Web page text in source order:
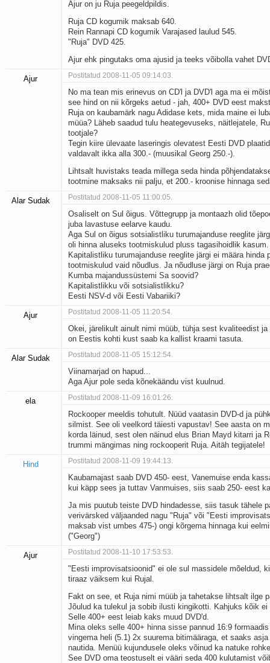
Ajur on ju Ruja peegeldpildis.
Ruja CD kogumik maksab 640.
Rein Rannapi CD kogumik Varajased laulud 545.
"Ruja" DVD 425.
Ajur ehk pingutaks oma ajusid ja teeks võibolla vahet
Ajur Postitatud 2008-11-05 09:14:03.
No ma tean mis erinevus on CD'l ja DVD'l aga ma ei
see hind on nii kõrgeks aetud - jah, 400+ DVD eest
Ruja on kaubamärk nagu Adidase kets, mida maine ei
müüa? Läheb saadud tulu heategevuseks, näitlejatele,
tootjale?
Tegin kiire ülevaate laseringis olevatest Eesti DVD
valdavalt ikka alla 300.- (muusikal Georg 250.-).
Lihtsalt huvistaks teada millega seda hinda
tootmine maksaks nii palju, et 200.- kroonise hinnaga
Alar Sudak Postitatud 2008-11-05 11:00:05.
Osaliselt on Sul õigus. Võttegrupp ja montaazh olid
juba lavastuse eelarve kaudu.
Aga Sul on õigus sotsialistliku turumajanduse reeglite
oli hinna aluseks tootmiskulud pluss tagasihoidlik kasum.
Kapitalistliku turumajanduse reeglite järgi ei määra hinda
tootmiskulud vaid nõudlus. Ja nõudluse järgi on Ruja
Kumba majandussüstemi Sa soovid?
Kapitalistlikku või sotsialistlikku?
Eesti NSV-d või Eesti Vabariiki?
Ajur Postitatud 2008-11-05 11:20:54.
Okei, järelikult ainult nimi müüb, tühja sest kvaliteedist
on Eestis kohti kust saab ka kallist kraami tasuta.
Alar Sudak Postitatud 2008-11-05 15:12:54.
Viinamarjad on hapud...
Aga Ajur pole seda kõnekäändu vist kuulnud.
ela Postitatud 2008-11-09 16:01:26.
Rockooper meeldis tohutult. Nüüd vaatasin DVD-d ja
silmist. See oli veelkord täiesti vapustav! See aasta on
korda läinud, sest olen näinud elus Brian Mayd kitarri ja
trummi mängimas ning rockooperit Ruja. Aitäh tegijatele!
Hind Postitatud 2008-11-09 19:44:13.
Kaubamajast saab DVD 450- eest, Vanemuise enda
kui käpp sees ja tuttav Vanmuises, siis saab 250- eest
Ja mis puutub teiste DVD hindadesse, siis tasuk tähele
verivärsked väljaanded nagu "Ruja" või "Eesti
maksab vist umbes 475-) ongi kõrgema hinnaga kui
("Georg")
Ajur Postitatud 2008-11-10 17:53:53.
"Eesti improvisatsioonid" ei ole sul massidele mõeldud,
tiraaz väiksem kui Rujal.
Fakt on see, et Ruja nimi müüb ja tahetakse lihtsalt ilge
Jõulud ka tulekul ja sobib ilusti kingikotti. Kahjuks kõik ei
Selle 400+ eest leiab kaks muud DVD'd.
Mina oleks selle 400+ hinna sisse pannud 16:9
vingema heli (5.1) 2x suurema bitimääraga, et saaks
nautida. Menüü kujundusele oleks võinud ka natuke
See DVD oma teostuselt ei vääri seda 400 kulutamist